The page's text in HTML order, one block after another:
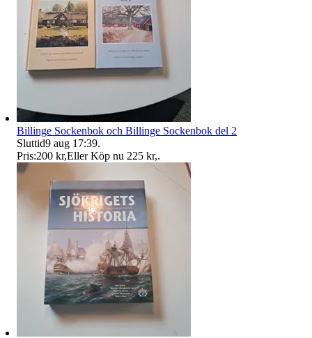
Billinge Sockenbok och Billinge Sockenbok del 2
Sluttid9 aug 17:39.
Pris:200 kr,Eller Köp nu 225 kr,.